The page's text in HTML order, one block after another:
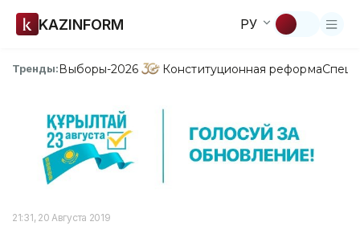
KAZINFORM РУ
Тренды:Выборы-2026 Конституционная реформа
21:31, 20 Августа 2019